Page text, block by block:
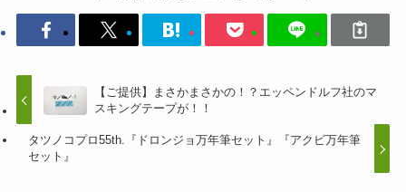
【ご提供】まさかまさかの！？エッペンドルフ社のマ
スキングテープが！！
タツノコプロ55th.『ドロンジョ万年筆セット』『アクビ万年筆
セット』